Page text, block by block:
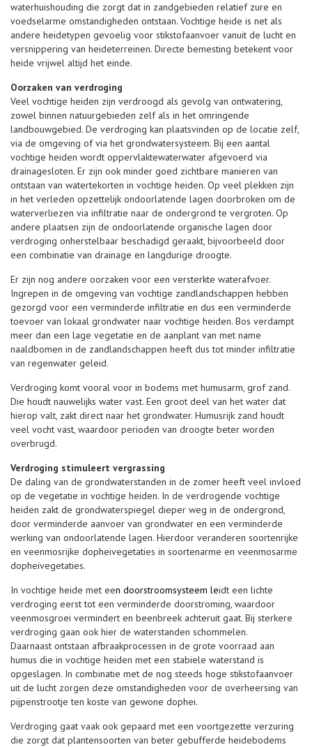
waterhuishouding die zorgt dat in zandgebieden relatief zure en
voedselarme omstandigheden ontstaan. Vochtige heide is net als
andere heidetypen gevoelig voor stikstofaanvoer vanuit de lucht en
versnippering van heideterreinen. Directe bemesting betekent voor
heide vrijwel altijd het einde.
Oorzaken van verdroging
Veel vochtige heiden zijn verdroogd als gevolg van ontwatering,
zowel binnen natuurgebieden zelf als in het omringende
landbouwgebied. De verdroging kan plaatsvinden op de locatie zelf,
via de omgeving of via het grondwatersysteem. Bij een aantal
vochtige heiden wordt oppervlaktewaterwater afgevoerd via
drainagesloten. Er zijn ook minder goed zichtbare manieren van
ontstaan van watertekorten in vochtige heiden. Op veel plekken zijn
in het verleden opzettelijk ondoorlatende lagen doorbroken om de
waterverliezen via infiltratie naar de ondergrond te vergroten. Op
andere plaatsen zijn de ondoorlatende organische lagen door
verdroging onherstelbaar beschadigd geraakt, bijvoorbeeld door
een combinatie van drainage en langdurige droogte.
Er zijn nog andere oorzaken voor een versterkte waterafvoer.
Ingrepen in de omgeving van vochtige zandlandschappen hebben
gezorgd voor een verminderde infiltratie en dus een verminderde
toevoer van lokaal grondwater naar vochtige heiden. Bos verdampt
meer dan een lage vegetatie en de aanplant van met name
naaldbomen in de zandlandschappen heeft dus tot minder infiltratie
van regenwater geleid.
Verdroging komt vooral voor in bodems met humusarm, grof zand.
Die houdt nauwelijks water vast. Een groot deel van het water dat
hierop valt, zakt direct naar het grondwater. Humusrijk zand houdt
veel vocht vast, waardoor perioden van droogte beter worden
overbrugd.
Verdroging stimuleert vergrassing
De daling van de grondwaterstanden in de zomer heeft veel invloed
op de vegetatie in vochtige heiden. In de verdrogende vochtige
heiden zakt de grondwaterspiegel dieper weg in de ondergrond,
door verminderde aanvoer van grondwater en een verminderde
werking van ondoorlatende lagen. Hierdoor veranderen soortenrijke
en veenmosrijke dopheivegetaties in soortenarme en veenmosarme
dopheivegetaties.
In vochtige heide met een doorstroomsysteem leidt een lichte
verdroging eerst tot een verminderde doorstroming, waardoor
veenmosgroei vermindert en beenbreek achteruit gaat. Bij sterkere
verdroging gaan ook hier de waterstanden schommelen.
Daarnaast ontstaan afbraakprocessen in de grote voorraad aan
humus die in vochtige heiden met een stabiele waterstand is
opgeslagen. In combinatie met de nog steeds hoge stikstofaanvoer
uit de lucht zorgen deze omstandigheden voor de overheersing van
pijpenstrootje ten koste van gewone dophei.
Verdroging gaat vaak ook gepaard met een voortgezette verzuring
die zorgt dat plantensoorten van beter gebufferde heidebodems